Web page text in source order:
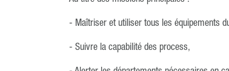
- Maîtriser et utiliser tous les équipements
- Suivre la capabilité des process,